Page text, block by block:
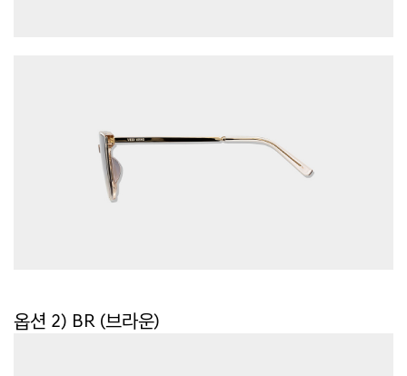
옵션 2) BR (브라운)